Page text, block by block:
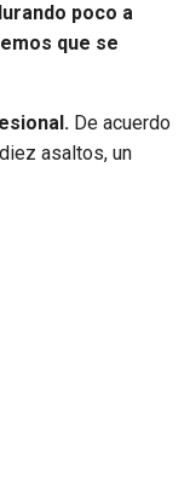
poco a
que se
De acuerdo
asaltos, un